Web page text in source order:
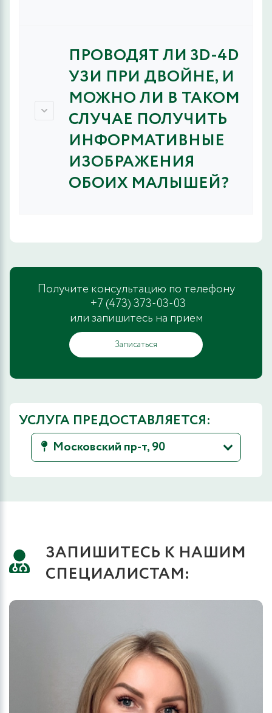
ПРОВОДЯТ ЛИ 3D-4D
УЗИ ПРИ ДВОЙНЕ, И
МОЖНО ЛИ В ТАКОМ
СЛУЧАЕ ПОЛУЧИТЬ
ИНФОРМАТИВНЫЕ
ИЗОБРАЖЕНИЯ
ОБОИХ МАЛЫШЕЙ?
Получите консультацию по телефону
+7 (473) 373-03-03
или запишитесь на прием
Записаться
УСЛУГА ПРЕДОСТАВЛЯЕТСЯ:
Московский пр-т, 90
ЗАПИШИТЕСЬ К НАШИМ
СПЕЦИАЛИСТАМ: